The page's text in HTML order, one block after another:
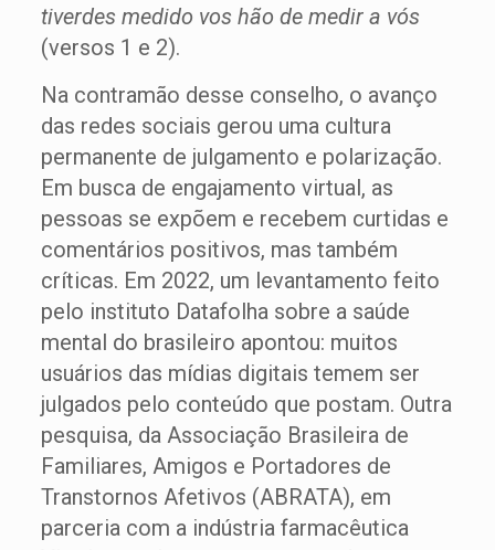
tiverdes medido vos hão de medir a vós
(versos 1 e 2).
Na contramão desse conselho, o avanço
das redes sociais gerou uma cultura
permanente de julgamento e polarização.
Em busca de engajamento virtual, as
pessoas se expõem e recebem curtidas e
comentários positivos, mas também
críticas. Em 2022, um levantamento feito
pelo instituto Datafolha sobre a saúde
mental do brasileiro apontou: muitos
usuários das mídias digitais temem ser
julgados pelo conteúdo que postam. Outra
pesquisa, da Associação Brasileira de
Familiares, Amigos e Portadores de
Transtornos Afetivos (ABRATA), em
parceria com a indústria farmacêutica